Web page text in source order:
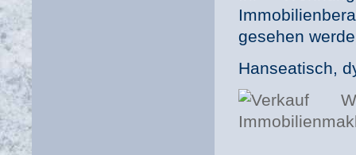
gesehen
Hanseatisch,